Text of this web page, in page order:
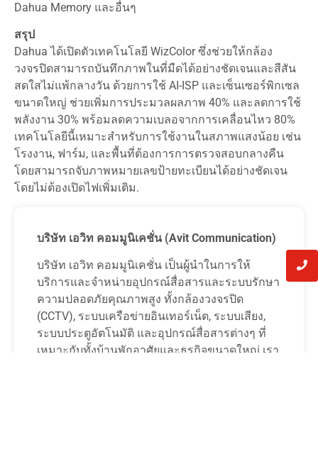
Dahua Memory และอื่นๆ
สรุป
Dahua ได้เปิดตัวเทคโนโลยี WizColor ซึ่งช่วยให้กล้อง
วงจรปิดสามารถบันทึกภาพในที่มืดได้อย่างชัดเจนและสีสัน
สดใสไม่แพ้กลางวัน ด้วยการใช้ AI-ISP และเซ็นเซอร์พิกเซล
ขนาดใหญ่ ช่วยเพิ่มการประมวลผลภาพ 40% และลดการใช้
พลังงาน 30% พร้อมลดความเบลอจากการเคลื่อนไหว 80%
เทคโนโลยีนี้เหมาะสำหรับการใช้งานในสภาพแสงน้อย เช่น
โรงงาน, ฟาร์ม, และพื้นที่ต้องการการตรวจสอบกลางคืน
โดยสามารถจับภาพหมายเลขป้ายทะเบียนได้อย่างชัดเจน
โดยไม่ต้องเปิดไฟเพิ่มเติม.
บริษัท เอวิท คอมมูนิเคชั่น (Avit Communication)
บริษัท เอวิท คอมมูนิเคชั่น เป็นผู้นำในการให้
บริการและจำหน่ายอุปกรณ์สื่อสารและระบบรักษา
ความปลอดภัยคุณภาพสูง ทั้งกล้องวงจรปิด
(CCTV), ระบบเครือข่ายอินเทอร์เน็ต, ระบบเสียง,
ระบบประตูอัตโนมัติ และอุปกรณ์สื่อสารต่างๆ ที่
เหมาะกับทั้งบ้านพักอาศัยและธุรกิจขนาดใหญ่ เรา